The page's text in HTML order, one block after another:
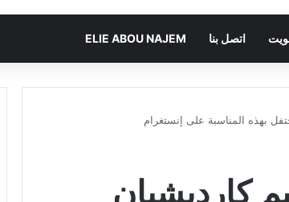
اتصل بنا ELIE ABOU NAJEM
بهذه المناسبة على إنستغرام
كارديشيان